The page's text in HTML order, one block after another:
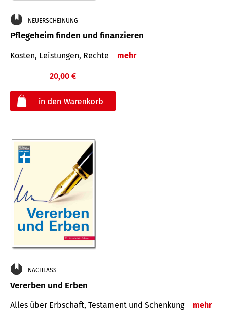
NEUERSCHEINUNG
Pflegeheim finden und finanzieren
Kosten, Leistungen, Rechte mehr
20,00 €
NACHLASS
Vererben und Erben
Alles über Erbschaft, Testament und Schenkung mehr